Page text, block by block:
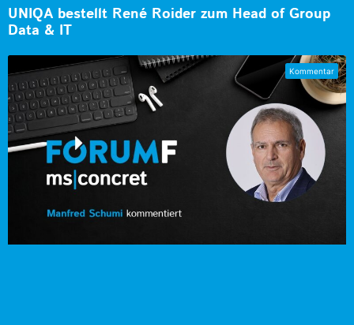
UNIQA bestellt René Roider zum Head of Group
Data & IT